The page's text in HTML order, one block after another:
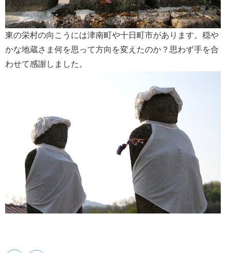
東の栄村の向こうには津南町や十日町市があります。穏や
かな地蔵さま何を思って方向を変えたのか？思わず手を合
わせて感謝しました。